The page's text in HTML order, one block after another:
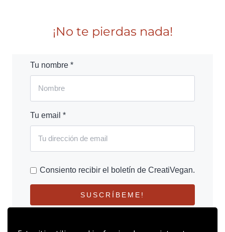
¡No te pierdas nada!
Tu nombre *
Tu email *
Consiento recibir el boletín de CreatiVegan.
SUSCRÍBEME!